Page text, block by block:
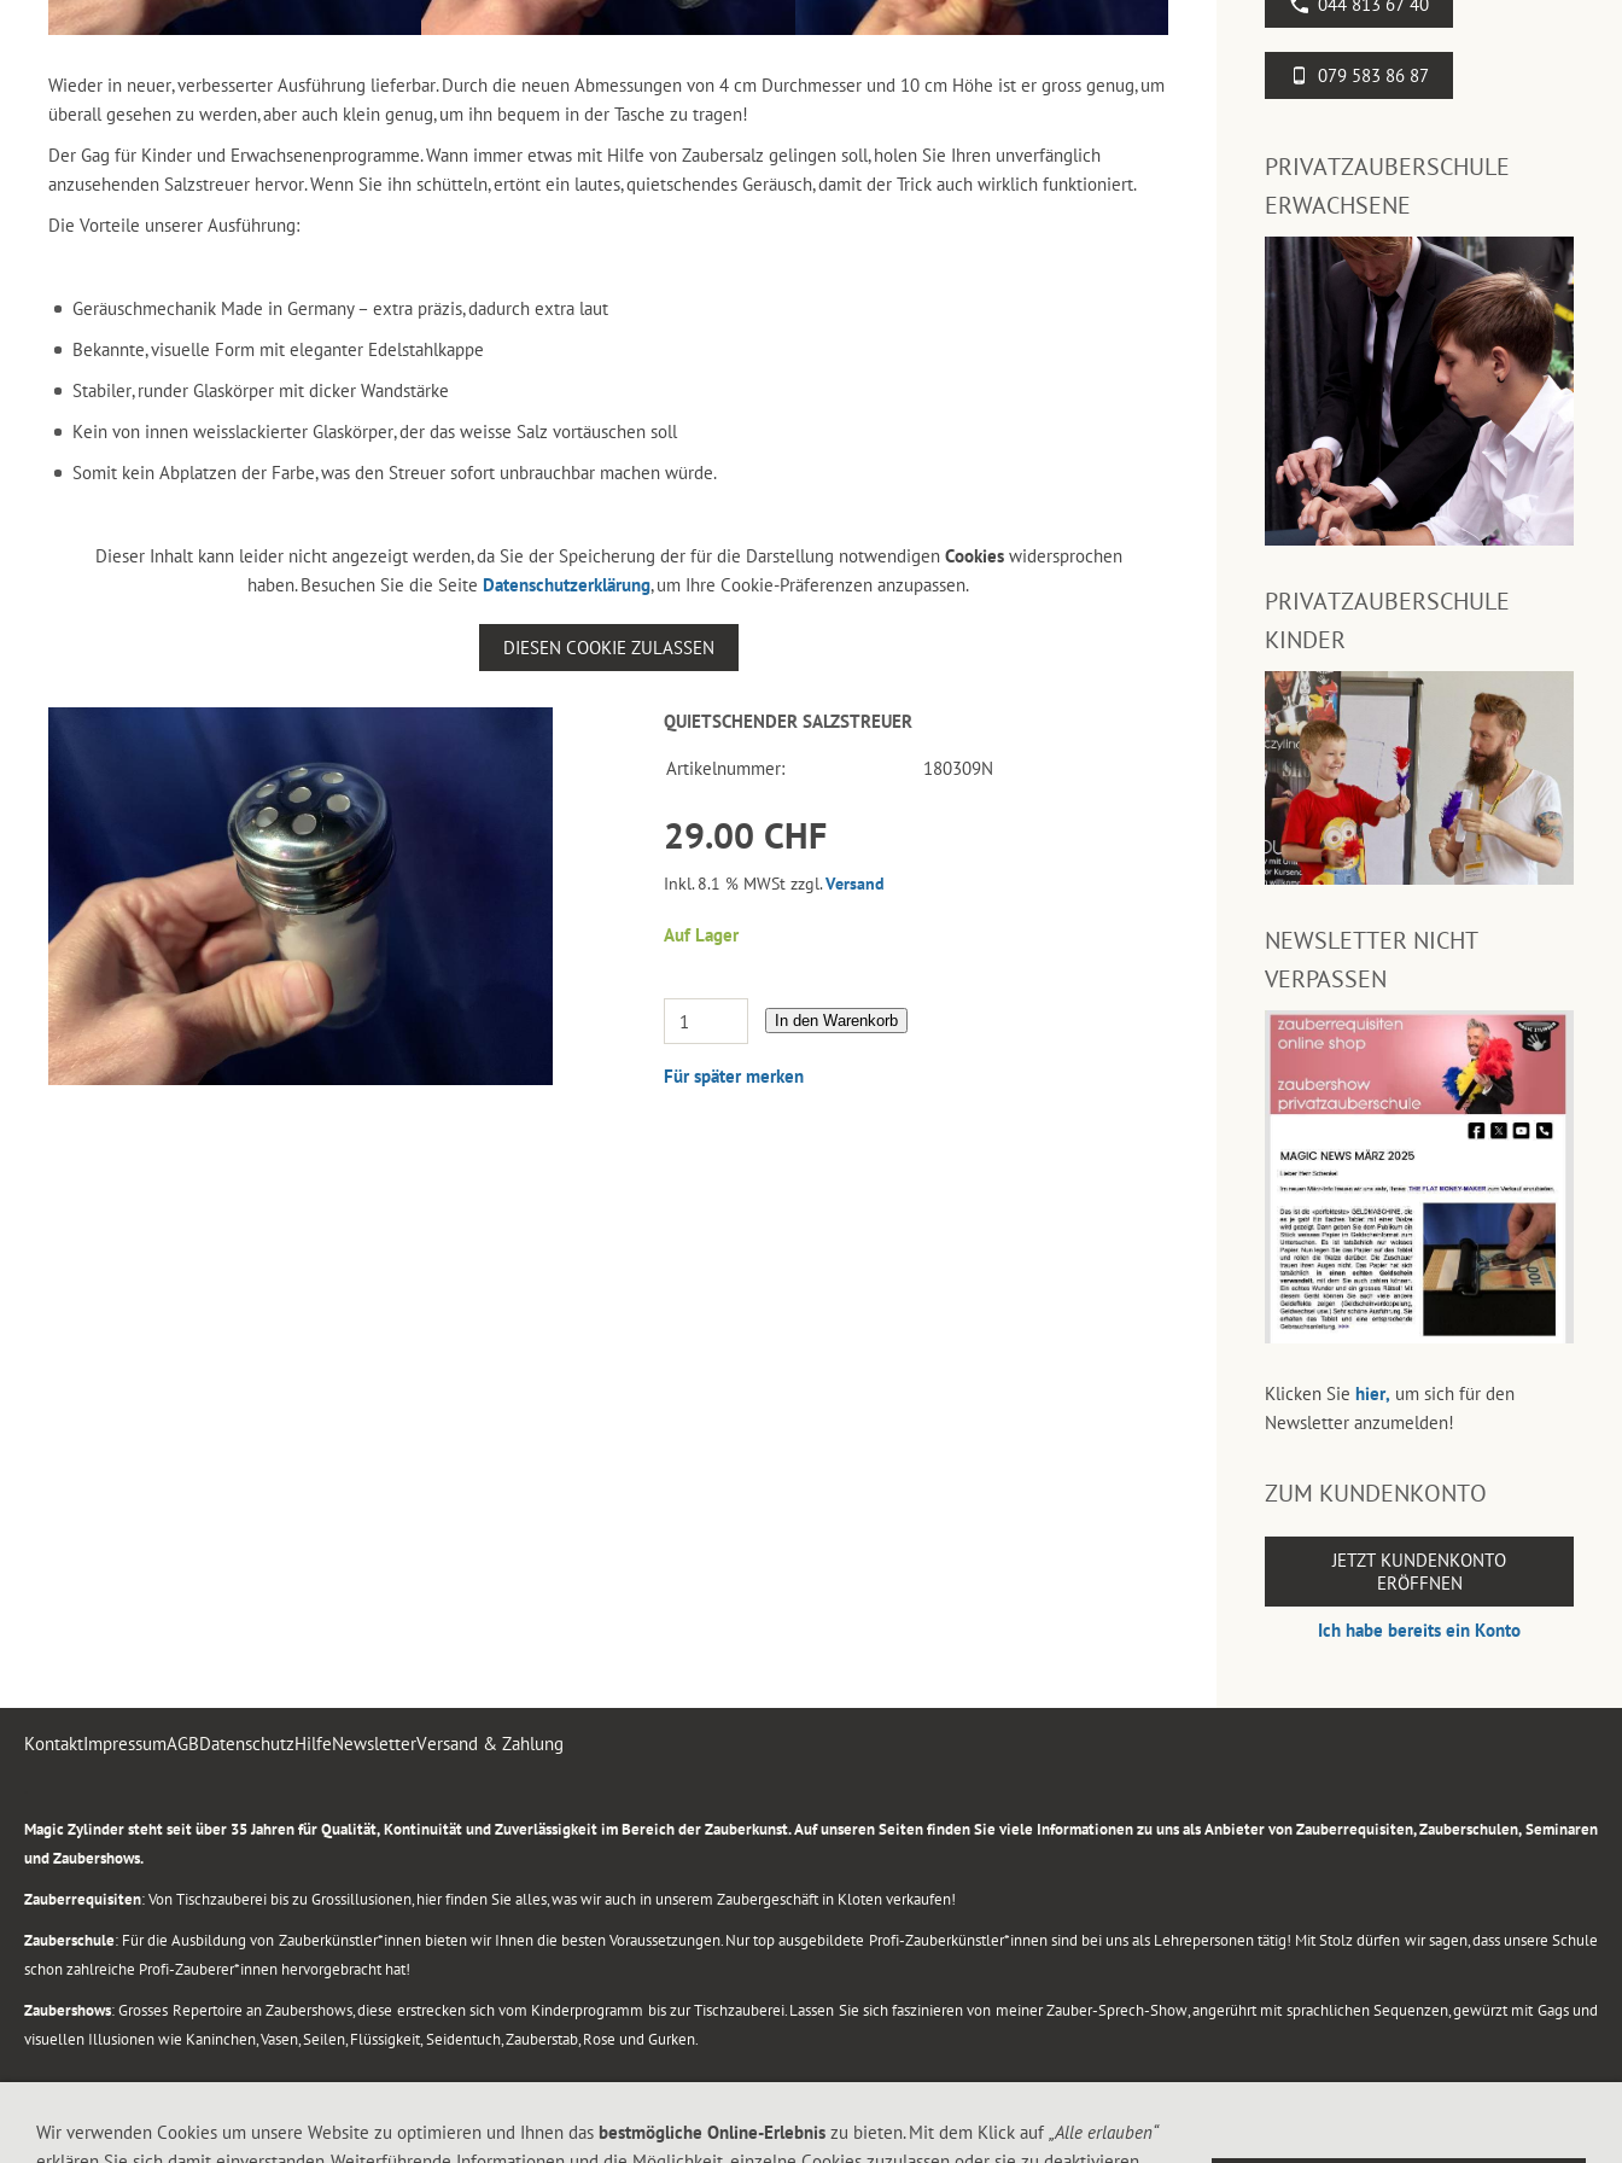
Wieder in neuer, verbesserter Ausführung lieferbar. Durch die neuen Abmessungen von 4 cm Durchmesser und 10 cm Höhe ist er gross genug, um
überall gesehen zu werden, aber auch klein genug, um ihn bequem in der Tasche zu tragen!
Der Gag für Kinder und Erwachsenenprogramme. Wann immer etwas mit Hilfe von Zaubersalz gelingen soll, holen Sie Ihren unverfänglich
anzusehenden Salzstreuer hervor. Wenn Sie ihn schütteln, ertönt ein lautes, quietschendes Geräusch, damit der Trick auch wirklich funktioniert.
Die Vorteile unserer Ausführung:
Geräuschmechanik Made in Germany – extra präzis, dadurch extra laut
Bekannte, visuelle Form mit eleganter Edelstahlkappe
Stabiler, runder Glaskörper mit dicker Wandstärke
Kein von innen weisslackierter Glaskörper, der das weisse Salz vortäuschen soll
Somit kein Abplatzen der Farbe, was den Streuer sofort unbrauchbar machen würde.
Dieser Inhalt kann leider nicht angezeigt werden, da Sie der Speicherung der für die Darstellung notwendigen Cookieswidersprochen
haben. Besuchen Sie die Seite Datenschutzerklärung, um Ihre Cookie-Präferenzen anzupassen.
DIESEN COOKIE ZULASSEN
QUIETSCHENDER SALZSTREUER
Artikelnummer: 180309N
29.00 CHF
Inkl. 8.1 % MWSt zzgl.Versand
Auf Lager
In den Warenkorb
Für später merken
079 583 86 87
PRIVATZAUBERSCHULE
ERWACHSENE
PRIVATZAUBERSCHULE
KINDER
NEWSLETTER NICHT
VERPASSEN
Klicken Sie hier, um sich für den
Newsletter anzumelden!
ZUM KUNDENKONTO
JETZT KUNDENKONTO
ERÖFFNEN
Ich habe bereits ein Konto
KontaktImpressumAGBDatenschutzHilfeNewsletterVersand & Zahlung
Magic Zylinder steht seit über 35 Jahren für Qualität, Kontinuität und Zuverlässigkeit im Bereich der Zauberkunst. Auf unseren Seiten finden Sie viele Informationen zu uns als Anbieter von Zauberrequisiten, Zauberschulen, Seminaren
und Zaubershows.
Zauberrequisiten: Von Tischzauberei bis zu Grossillusionen, hier finden Sie alles, was wir auch in unserem Zaubergeschäft in Kloten verkaufen!
Zauberschule: Für die Ausbildung von Zauberkünstler*innen bieten wir Ihnen die besten Voraussetzungen. Nur top ausgebildete Profi-Zauberkünstler*innen sind bei uns als Lehrepersonen tätig! Mit Stolz dürfen wir sagen, dass unsere Schule
schon zahlreiche Profi-Zauberer*innen hervorgebracht hat!
Zaubershows: Grosses Repertoire an Zaubershows, diese erstrecken sich vom Kinderprogramm bis zur Tischzauberei. Lassen Sie sich faszinieren von meiner Zauber-Sprech-Show, angerührt mit sprachlichen Sequenzen, gewürzt mit Gags und
visuellen Illusionen wie Kaninchen, Vasen, Seilen, Flüssigkeit, Seidentuch, Zauberstab, Rose und Gurken.
.
Alle Rechte vorbehalten. © 1988-2026 Magic Zylinder
Wir verwenden Cookies um unsere Website zu optimieren und Ihnen das bestmögliche Online-Erlebnis zu bieten. Mit dem Klick auf „Alle erlauben“